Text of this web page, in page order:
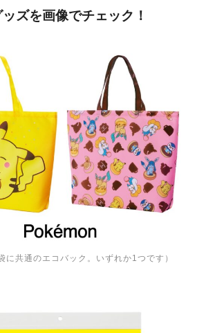
ズを画像でチェック！
に共通のエコバック。いずれか1つです）